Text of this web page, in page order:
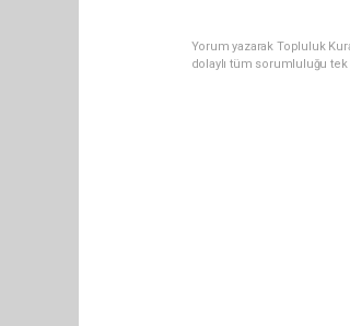
Yorum yazarak Topluluk
dolaylı tüm sorumluluğu